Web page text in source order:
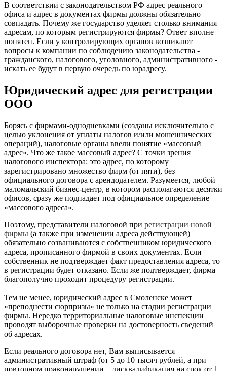
В соответствии с законодательством РФ адрес реального
офиса и адрес в документах фирмы должны обязательно
совпадать. Почему же государство уделяет столько внимания
адресам, по которым регистрируются фирмы? Ответ вполне
понятен. Если у контролирующих органов возникают
вопросы к компании по соблюдению законодательства -
гражданского, налогового, уголовного, административного -
искать ее будут в первую очередь по юрадресу.
Юридический адрес для регистрации
ООО
Борясь с фирмами-однодневками (созданы исключительно с
целью уклонения от уплаты налогов и/или мошеннических
операций), налоговые органы ввели понятие «массовый
адрес». Что же такое массовый адрес? С точки зрения
налогового инспектора: это адрес, по которому
зарегистрировано множество фирм (от пяти), без
официального договора с арендодателем. Разумеется, любой
маломальский бизнес-центр, в котором располагаются десятки
офисов, сразу же подпадает под официальное определение
«массового адреса».
Поэтому, представители налоговой при регистрации новой
фирмы (а также при изменении адреса действующей)
обязательно созваниваются с собственником юридического
адреса, прописанного фирмой в своих документах. Если
собственник не подтверждает факт предоставления адреса, то
в регистрации будет отказано. Если же подтверждает, фирма
благополучно проходит процедуру регистрации.
Тем не менее, юридический адрес в Смоленске может
«преподнести сюрпризы» не только на стадии регистрации
фирмы. Нередко территориальные налоговые инспекции
проводят выборочные проверки на достоверность сведений
об адресах.
Если реального договора нет, Вам выписывается
административный штраф (от 5 до 10 тысяч рублей, а при
повторном правонарушении – дисквалификация на срок от 1